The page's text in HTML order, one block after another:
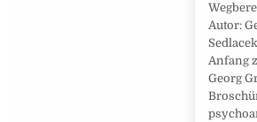
Autor:
Anfang
Georg